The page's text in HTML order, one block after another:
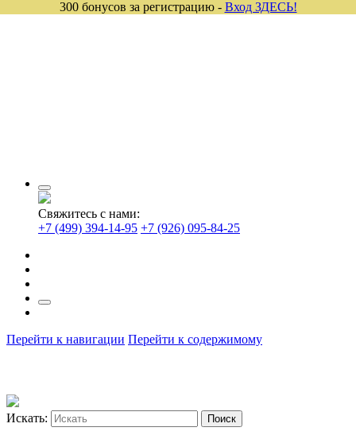
Свяжитесь с нами:
+7 (499) 394-14-95 +7 (926) 095-84-25
Перейти к навигации Перейти к содержимому
Искать:
300 бонусов за регистрацию - Вход ЗДЕСЬ!